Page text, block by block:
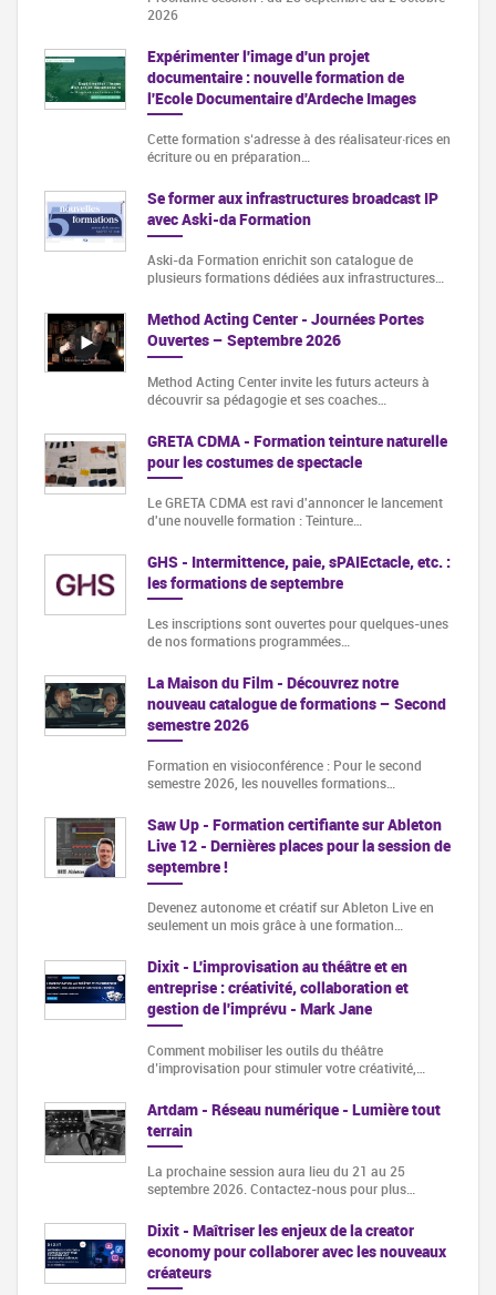
2026
Expérimenter l'image d'un projet
documentaire : nouvelle formation de
l'Ecole Documentaire d'Ardeche Images
Cette formation s‘adresse à des réalisateur·rices en
écriture ou en préparation…
Se former aux infrastructures broadcast IP
avec Aski-da Formation
Aski-da Formation enrichit son catalogue de
plusieurs formations dédiées aux infrastructures…
Method Acting Center - Journées Portes
Ouvertes – Septembre 2026
Method Acting Center invite les futurs acteurs à
découvrir sa pédagogie et ses coaches…
GRETA CDMA - Formation teinture naturelle
pour les costumes de spectacle
Le GRETA CDMA est ravi d'annoncer le lancement
d'une nouvelle formation : Teinture…
GHS - Intermittence, paie, sPAIEctacle, etc. :
les formations de septembre
Les inscriptions sont ouvertes pour quelques-unes
de nos formations programmées…
La Maison du Film - Découvrez notre
nouveau catalogue de formations – Second
semestre 2026
Formation en visioconférence : Pour le second
semestre 2026, les nouvelles formations…
Saw Up - Formation certifiante sur Ableton
Live 12 - Dernières places pour la session de
septembre !
Devenez autonome et créatif sur Ableton Live en
seulement un mois grâce à une formation…
Dixit - L'improvisation au théâtre et en
entreprise : créativité, collaboration et
gestion de l'imprévu - Mark Jane
Comment mobiliser les outils du théâtre
d’improvisation pour stimuler votre créativité,…
Artdam - Réseau numérique - Lumière tout
terrain
La prochaine session aura lieu du 21 au 25
septembre 2026. Contactez-nous pour plus…
Dixit - Maîtriser les enjeux de la creator
economy pour collaborer avec les nouveaux
créateurs